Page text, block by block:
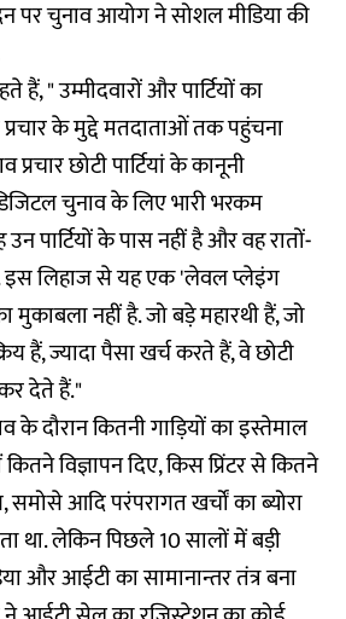
पर चुनाव आयोग ने सोशल मीडिया की
हैं, " उम्मीदवारों और पार्टियों का
के मुद्दे मतदाताओं तक पहुंचना
छोटी पार्टियां के कानूनी
चुनाव के लिए भारी भरकम
उन पार्टियों के पास नहीं है और वह रातों-
इस लिहाज से यह एक 'लेवल प्लेइंग
मुकाबला नहीं है. जो बड़े महारथी हैं, जो
हैं, ज्यादा पैसा खर्च करते हैं, वे छोटी
कर देते हैं."
दौरान कितनी गाड़ियों का इस्तेमाल
विज्ञापन दिए, किस प्रिंटर से कितने
समोसे आदि परंपरागत खर्चों का ब्योरा
था. लेकिन पिछले 10 सालों में बड़ी
और आईटी का सामानान्तर तंत्र बना